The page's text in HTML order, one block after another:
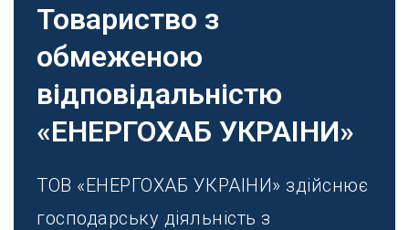
Товариство з
обмеженою
відповідальністю
«ЕНЕРГОХАБ УКРАIНИ»
ТОВ «ЕНЕРГОХАБ УКРАIНИ» здійснює
господарську діяльність з